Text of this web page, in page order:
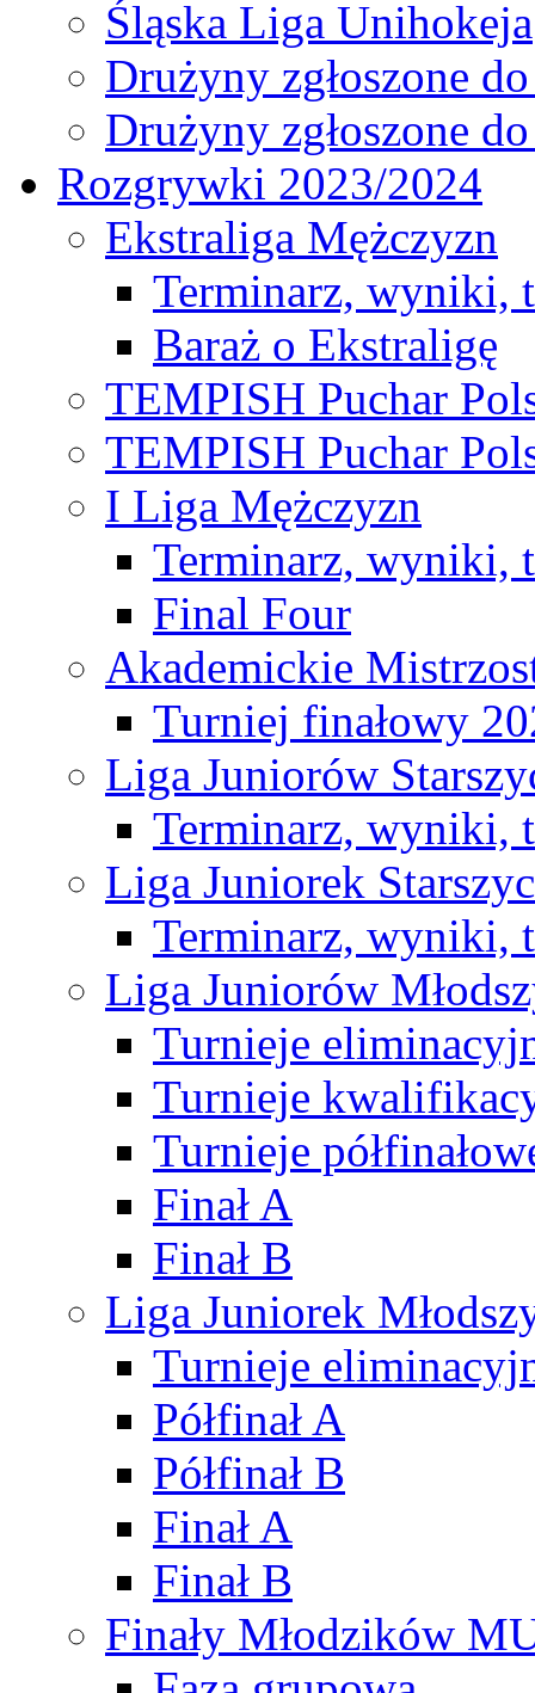
Śląska Liga Unihokeja
Drużyny zgłoszone
Drużyny zgłoszone
Rozgrywki 2023/2024
Ekstraliga Mężczyzn
Terminarz, wyniki,
Baraż o Ekstraligę
TEMPISH Puchar
TEMPISH Puchar
I Liga Mężczyzn
Terminarz, wyniki,
Final Four
Akademickie
Turniej finałowy
Liga Juniorów
Terminarz, wyniki,
Liga Juniorek
Terminarz, wyniki,
Liga Juniorów
Turnieje
Turnieje
Turnieje
Finał A
Finał B
Liga Juniorek
Turnieje
Półfinał A
Półfinał B
Finał A
Finał B
Finały Młodzików